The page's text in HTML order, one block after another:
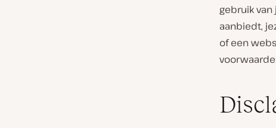
gebruik
aanbiedt,
of een